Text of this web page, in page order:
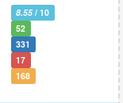
8.55/ 10
52
331
17
168